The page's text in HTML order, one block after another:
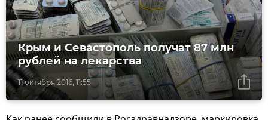
11 октября 2016, 11:55
Крым и Севастополь получат 87 млн
рублей на лекарства